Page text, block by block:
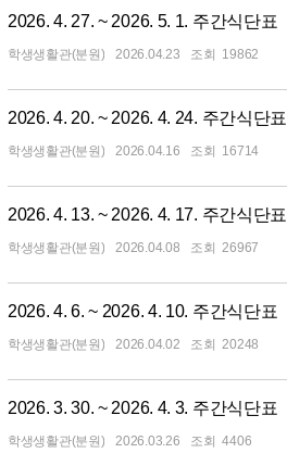
2026. 4. 27. ~ 2026. 5. 1. 주간식단표
학생생활관(분원) 2026.04.23 19862
2026. 4. 20. ~ 2026. 4. 24. 주간식단표
학생생활관(분원) 2026.04.16 16714
2026. 4. 13. ~ 2026. 4. 17. 주간식단표
학생생활관(분원) 2026.04.08 26967
2026. 4. 6. ~ 2026. 4. 10. 주간식단표
학생생활관(분원) 2026.04.02 20248
2026. 3. 30. ~ 2026. 4. 3. 주간식단표
학생생활관(분원) 2026.03.26 4406